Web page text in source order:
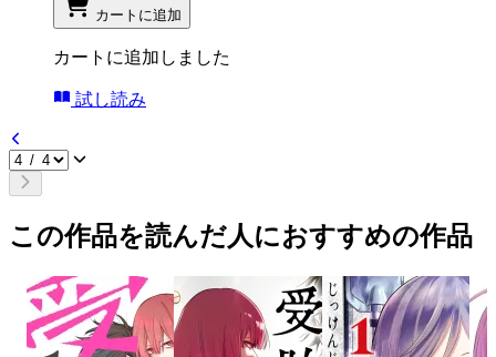
カートに追加
カートに追加しました
試し読み
この作品を読んだ人におすすめの作品